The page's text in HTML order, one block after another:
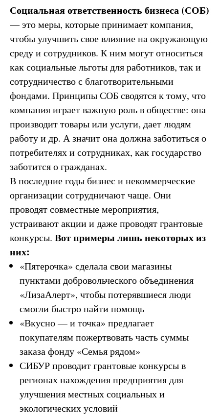
Социальная ответственность бизнеса (СОБ)
— это меры, которые принимает компания,
чтобы улучшить свое влияние на окружающую
среду и сотрудников. К ним могут относиться
как социальные льготы для работников, так и
сотрудничество с благотворительными
фондами. Принципы СОБ сводятся к тому, что
компания играет важную роль в обществе: она
производит товары или услуги, дает людям
работу и др. А значит она должна заботиться о
потребителях и сотрудниках, как государство
заботится о гражданах.
В последние годы бизнес и некоммерческие
организации сотрудничают чаще. Они
проводят совместные мероприятия,
устраивают акции и даже проводят грантовые
конкурсы. Вот примеры лишь некоторых из
них:
«Пятерочка» сделала свои магазины
пунктами добровольческого объединения
«ЛизаАлерт», чтобы потерявшиеся люди
смогли быстро найти помощь
«Вкусно — и точка» предлагает
покупателям пожертвовать часть суммы
заказа фонду «Семья рядом»
СИБУР проводит грантовые конкурсы в
регионах нахождения предприятия для
улучшения местных социальных и
экологических условий